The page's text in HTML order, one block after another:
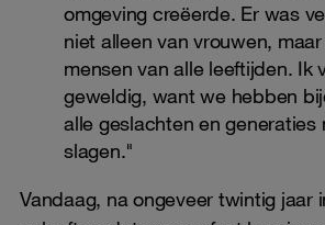
omgeving creëerde. Er was
niet alleen van vrouwen,
mensen van alle leeftijden. Ik
geweldig, want we hebben
alle geslachten en generaties
slagen."
Vandaag, na ongeveer twintig jaar